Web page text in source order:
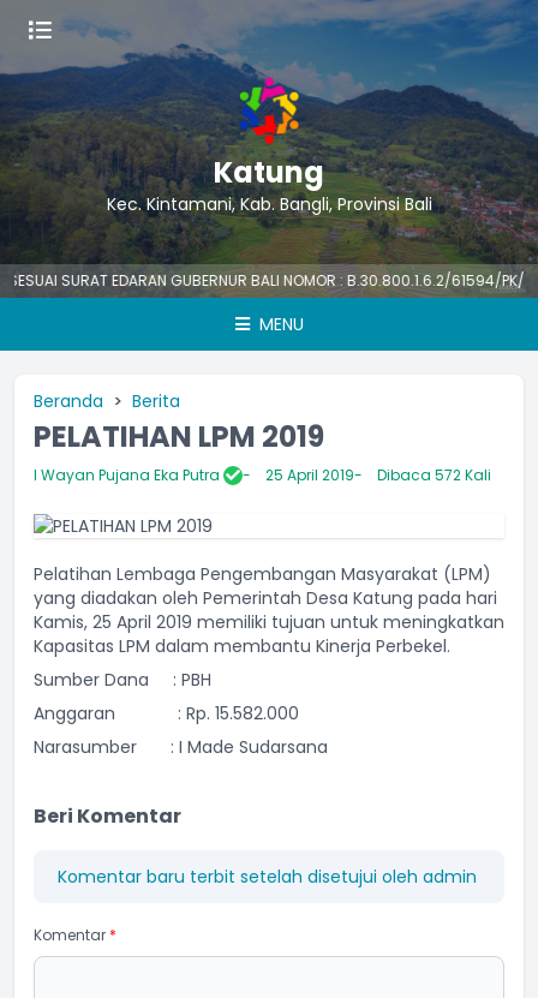
Katung
Kec. Kintamani, Kab. Bangli, Provinsi Bali
SURAT EDARAN GUBERNUR BALI NOMOR : B.30.800.1.6.2/61594/PK/
MENU
Beranda Berita
PELATIHAN LPM 2019
I Wayan Pujana Eka Putra 25 April 2019 Dibaca 572 Kali
Pelatihan Lembaga Pengembangan Masyarakat (LPM)
yang diadakan oleh Pemerintah Desa Katung pada hari
Kamis, 25 April 2019 memiliki tujuan untuk meningkatkan
Kapasitas LPM dalam membantu Kinerja Perbekel.
Sumber Dana : PBH
Anggaran : Rp. 15.582.000
Narasumber : I Made Sudarsana
Beri Komentar
Komentar baru terbit setelah disetujui oleh admin
Komentar *